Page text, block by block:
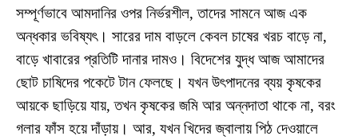
সম্পূর্ণভাবে আমদানির ওপর নির্ভরশীল, তাদের সামনে আজ এক
অন্ধকার ভবিষ্যৎ। সারের দাম বাড়লে কেবল চাষের খরচ বাড়ে না,
বাড়ে খাবারের প্রতিটি দানার দামও। বিদেশের যুদ্ধ আজ আমাদের
ছোট চাষিদের পকেটে টান ফেলছে। যখন উৎপাদনের ব্যয় কৃষকের
আয়কে ছাড়িয়ে যায়, তখন কৃষকের জমি আর অন্নদাতা থাকে না, বরং
গলার ফাঁস হয়ে দাঁড়ায়। আর, যখন খিদের জ্বালায় পিঠ দেওয়ালে